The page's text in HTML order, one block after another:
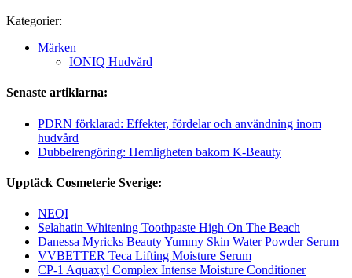
Kategorier:
Märken
IONIQ Hudvård
Senaste artiklarna:
PDRN förklarad: Effekter, fördelar och användning inom
hudvård
Dubbelrengöring: Hemligheten bakom K-Beauty
Upptäck Cosmeterie Sverige:
NEQI
Selahatin Whitening Toothpaste High On The Beach
Danessa Myricks Beauty Yummy Skin Water Powder Serum
VVBETTER Teca Lifting Moisture Serum
CP-1 Aquaxyl Complex Intense Moisture Conditioner